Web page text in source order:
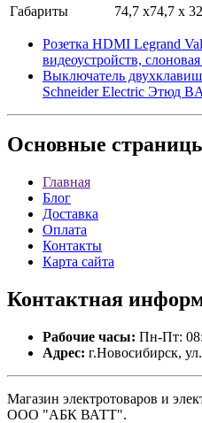
Габариты
74,7 x74,7 x
Розетка HDMI Legrand
видеоустройств,
Выключатель
Schneider Electric Этюд
Основные
Главная
Блог
Доставка
Оплата
Контакты
Карта сайта
Контактная
Рабочие часы: Пн-Пт:
Адрес: г.Новосибирск,
Магазин электротоваров и
ООО "АБК ВАТТ".